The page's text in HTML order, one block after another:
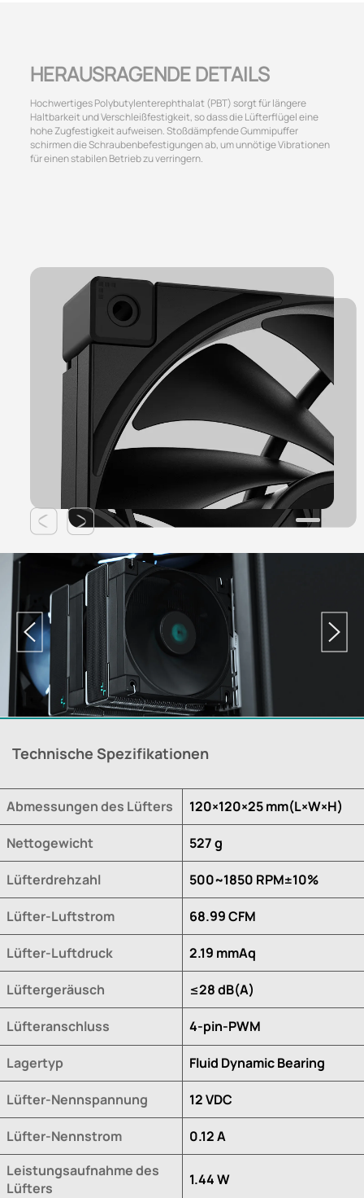
HERAUSRAGENDE DETAILS
Hochwertiges Polybutylenterephthalat (PBT) sorgt für längere
Haltbarkeit und Verschleißfestigkeit, so dass die Lüfterflügel eine
hohe Zugfestigkeit aufweisen. Stoßdämpfende Gummipuffer
schirmen die Schraubenbefestigungen ab, um unnötige Vibrationen
für einen stabilen Betrieb zu verringern.
Technische Spezifikationen
Abmessungen des Lüfters 120×120×25 mm(L×W×H)
Nettogewicht 527 g
Lüfterdrehzahl 500~1850 RPM±10%
Lüfter-Luftstrom 68.99 CFM
Lüfter-Luftdruck 2.19 mmAq
Lüftergeräusch ≤28 dB(A)
Lüfteranschluss 4-pin-PWM
Lagertyp Fluid Dynamic Bearing
Lüfter-Nennspannung 12 VDC
Lüfter-Nennstrom
0.12 A
Leistungsaufnahme des
Lüfters
1.44 W